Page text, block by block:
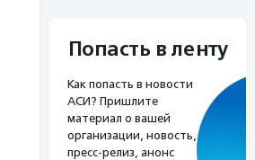
Попасть в ленту
Как попасть в новости
АСИ? Пришлите
материал о вашей
организации, новость,
пресс-релиз, анонс